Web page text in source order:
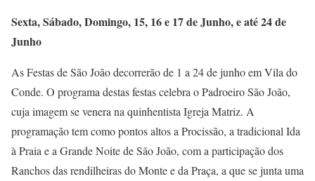
Sexta, Sábado, Domingo, 15, 16 e 17 de Junho, e até 24 de
Junho
As Festas de São João decorrerão de 1 a 24 de junho em Vila do
Conde. O programa destas festas celebra o Padroeiro São João,
cuja imagem se venera na quinhentista Igreja Matriz. A
programação tem como pontos altos a Procissão, a tradicional Ida
à Praia e a Grande Noite de São João, com a participação dos
Ranchos das rendilheiras do Monte e da Praça, a que se junta uma